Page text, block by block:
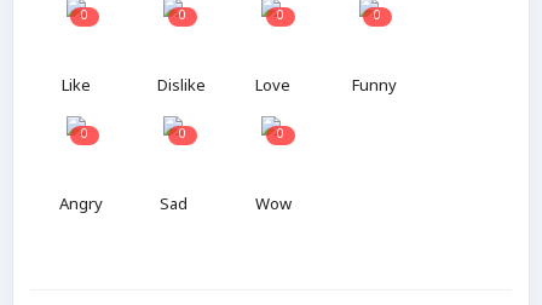
0
Like
0
Dislike
0
Love
0
Funny
0
Angry
0
Sad
0
Wow